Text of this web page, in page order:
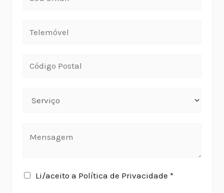
Li/aceito a Política de Privacidade *